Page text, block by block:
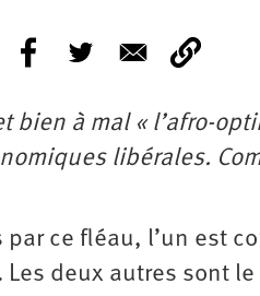
bien à mal « l’afro-
libérales.
ce fléau, l’un est
deux autres sont